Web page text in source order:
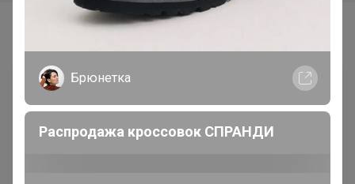
Брюнетка
Распродажа кроссовок СПРАНДИ